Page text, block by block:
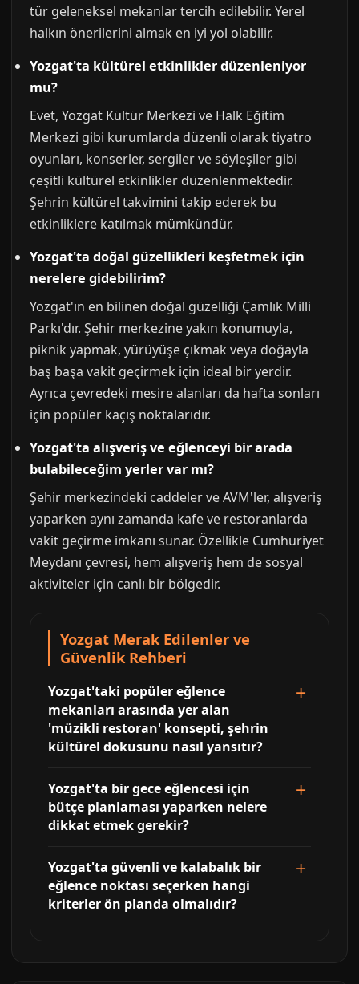
tür geleneksel mekanlar tercih edilebilir. Yerel
halkın önerilerini almak en iyi yol olabilir.
Yozgat'ta kültürel etkinlikler düzenleniyor
mu?
Evet, Yozgat Kültür Merkezi ve Halk Eğitim
Merkezi gibi kurumlarda düzenli olarak tiyatro
oyunları, konserler, sergiler ve söyleşiler gibi
çeşitli kültürel etkinlikler düzenlenmektedir.
Şehrin kültürel takvimini takip ederek bu
etkinliklere katılmak mümkündür.
Yozgat'ta doğal güzellikleri keşfetmek için
nerelere gidebilirim?
Yozgat'ın en bilinen doğal güzelliği Çamlık Milli
Parkı'dır. Şehir merkezine yakın konumuyla,
piknik yapmak, yürüyüşe çıkmak veya doğayla
baş başa vakit geçirmek için ideal bir yerdir.
Ayrıca çevredeki mesire alanları da hafta sonları
için popüler kaçış noktalarıdır.
Yozgat'ta alışveriş ve eğlenceyi bir arada
bulabileceğim yerler var mı?
Şehir merkezindeki caddeler ve AVM'ler, alışveriş
yaparken aynı zamanda kafe ve restoranlarda
vakit geçirme imkanı sunar. Özellikle Cumhuriyet
Meydanı çevresi, hem alışveriş hem de sosyal
aktiviteler için canlı bir bölgedir.
Yozgat Merak Edilenler ve
Güvenlik Rehberi
Yozgat'taki popüler eğlence
mekanları arasında yer alan
'müzikli restoran' konsepti, şehrin
kültürel dokusunu nasıl yansıtır?
Yozgat'ta bir gece eğlencesi için
bütçe planlaması yaparken nelere
dikkat etmek gerekir?
Yozgat'ta güvenli ve kalabalık bir
eğlence noktası seçerken hangi
kriterler ön planda olmalıdır?